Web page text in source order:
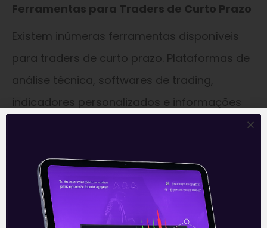
Ferramentas para Traders de Curto Prazo
Existem inúmeras ferramentas disponíveis
para traders de curto prazo. Plataformas de
análise técnica, softwares de trading,
indicadores personalizados e informações
Conclusão
As estratégias de curto prazo oferecem